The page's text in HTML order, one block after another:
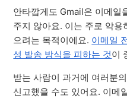
안타깝게도 Gmail은 이메일
주지 않아요. 이는 주로 악
으려는 목적이에요. 이메일
성 발송 방식을 피하는 것이
받는 사람이 과거에 여러분
신고했을 수도 있어요. 이메